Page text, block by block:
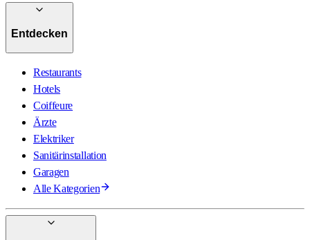
Entdecken
Restaurants
Hotels
Coiffeure
Ärzte
Elektriker
Sanitärinstallation
Garagen
Alle Kategorien